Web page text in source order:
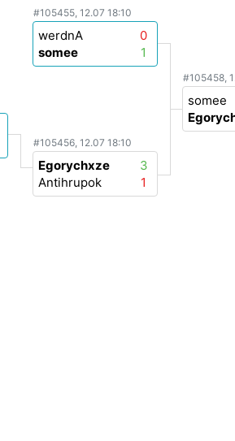
#105455, 12.07 18:10
werdnA
0
somee
1
#105456, 12.07 18:10
Egorychxze
3
Antihrupok
1
#105458,
somee